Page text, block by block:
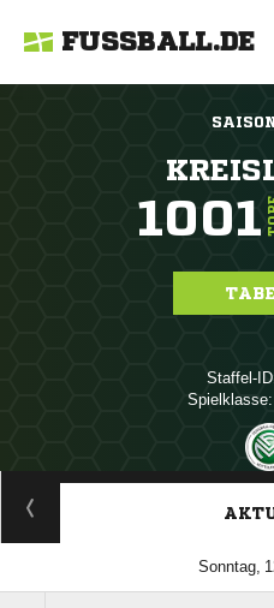
FUSSBALL.DE
1001
Staffel-
